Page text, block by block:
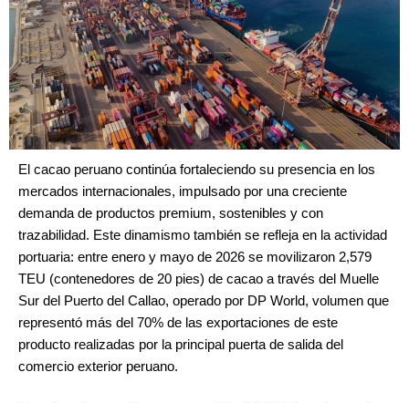
El cacao peruano continúa fortaleciendo su presencia en los
mercados internacionales, impulsado por una creciente
demanda de productos premium, sostenibles y con
trazabilidad. Este dinamismo también se refleja en la actividad
portuaria: entre enero y mayo de 2026 se movilizaron 2,579
TEU (contenedores de 20 pies) de cacao a través del Muelle
Sur del Puerto del Callao, operado por DP World, volumen que
representó más del 70% de las exportaciones de este
producto realizadas por la principal puerta de salida del
comercio exterior peruano.